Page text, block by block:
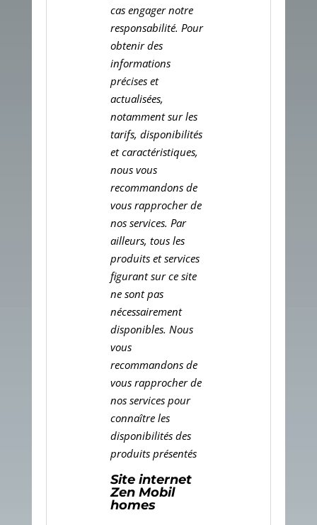
cas engager notre
responsabilité. Pour
obtenir des
informations
précises et
actualisées,
notamment sur les
tarifs, disponibilités
et caractéristiques,
nous vous
recommandons de
vous rapprocher de
nos services. Par
ailleurs, tous les
produits et services
figurant sur ce site
ne sont pas
nécessairement
disponibles. Nous
vous
recommandons de
vous rapprocher de
nos services pour
connaître les
disponibilités des
produits présentés
Site internet
Zen Mobil
homes